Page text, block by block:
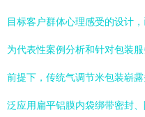
目标客户群体心理感受的设计
为代表性案例分析和针对包装
前提下，传统气调节米包装崭
泛应用扁平铝膜内袋绑带密封